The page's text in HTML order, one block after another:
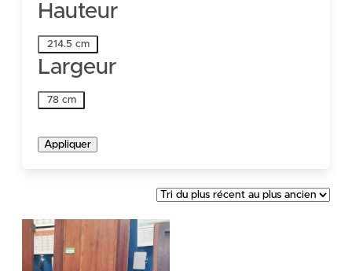
Hauteur
Hauteur
214.5 cm
Largeur
Largeur
78 cm
Appliquer